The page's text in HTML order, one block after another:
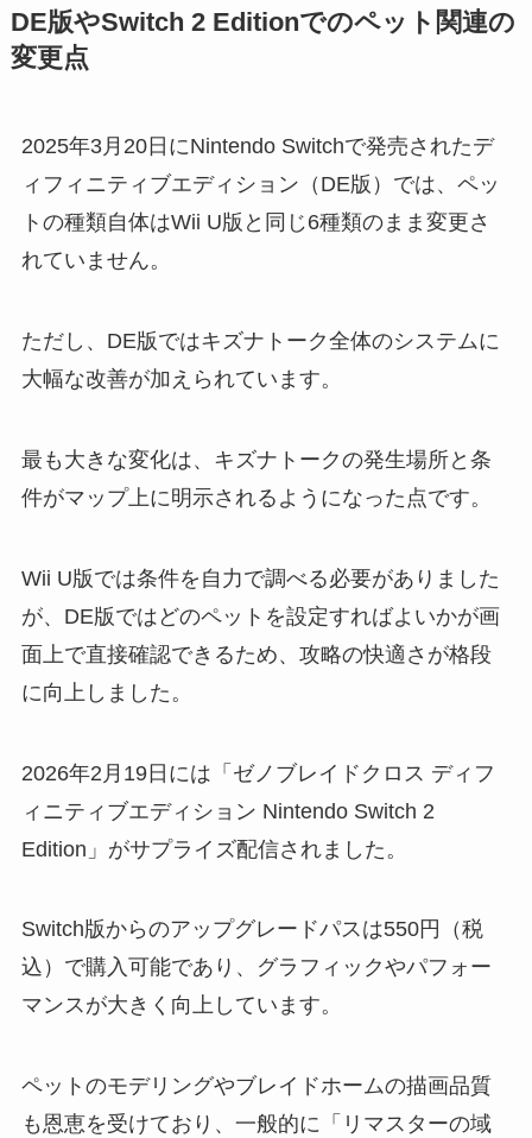
DE版やSwitch 2 Editionでのペット関連の
変更点
2025年3月20日にNintendo Switchで発売されたデ
ィフィニティブエディション（DE版）では、ペッ
トの種類自体はWii U版と同じ6種類のまま変更さ
れていません。
ただし、DE版ではキズナトーク全体のシステムに
大幅な改善が加えられています。
最も大きな変化は、キズナトークの発生場所と条
件がマップ上に明示されるようになった点です。
Wii U版では条件を自力で調べる必要がありました
が、DE版ではどのペットを設定すればよいかが画
面上で直接確認できるため、攻略の快適さが格段
に向上しました。
2026年2月19日には「ゼノブレイドクロス ディフ
ィニティブエディション Nintendo Switch 2
Edition」がサプライズ配信されました。
Switch版からのアップグレードパスは550円（税
込）で購入可能であり、グラフィックやパフォー
マンスが大きく向上しています。
ペットのモデリングやブレイドホームの描画品質
も恩恵を受けており、一般的に「リマスターの域